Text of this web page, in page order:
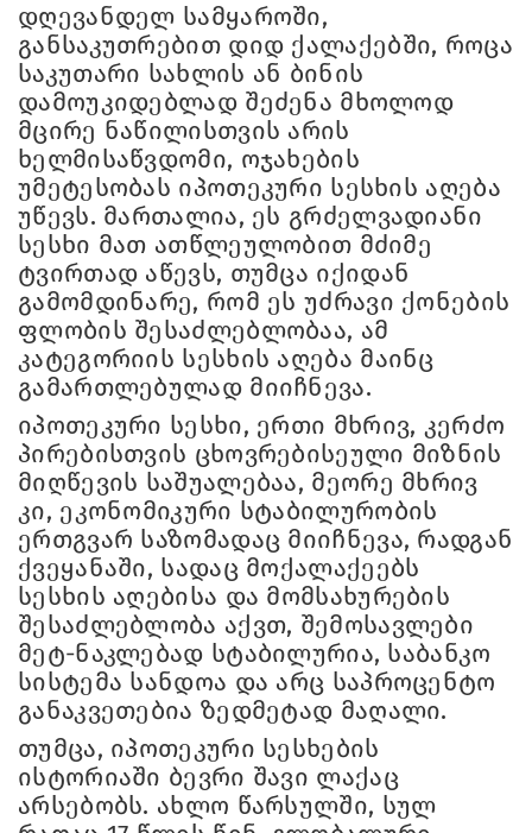
დღევანდელ სამყაროში,
განსაკუთრებით დიდ ქალაქებში, როცა
საკუთარი სახლის ან ბინის
დამოუკიდებლად შეძენა მხოლოდ
მცირე ნაწილისთვის არის
ხელმისაწვდომი, ოჯახების
უმეტესობას იპოთეკური სესხის აღება
უწევს. მართალია, ეს გრძელვადიანი
სესხი მათ ათწლეულობით მძიმე
ტვირთად აწევს, თუმცა იქიდან
გამომდინარე, რომ ეს უძრავი ქონების
ფლობის შესაძლებლობაა, ამ
კატეგორიის სესხის აღება მაინც
გამართლებულად მიიჩნევა.
იპოთეკური სესხი, ერთი მხრივ, კერძო
პირებისთვის ცხოვრებისეული მიზნის
მიღწევის საშუალებაა, მეორე მხრივ
კი, ეკონომიკური სტაბილურობის
ერთგვარ საზომადაც მიიჩნევა, რადგან
ქვეყანაში, სადაც მოქალაქეებს
სესხის აღებისა და მომსახურების
შესაძლებლობა აქვთ, შემოსავლები
მეტ-ნაკლებად სტაბილურია, საბანკო
სისტემა სანდოა და არც საპროცენტო
განაკვეთებია ზედმეტად მაღალი.
თუმცა, იპოთეკური სესხების
ისტორიაში ბევრი შავი ლაქაც
არსებობს. ახლო წარსულში, სულ